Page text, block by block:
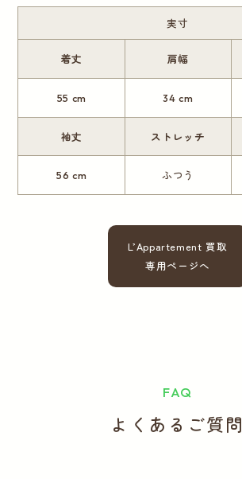
実寸
着丈
55 cm
肩幅
34 cm
袖丈
56 cm
ストレッチ
ふつう
L’Appartement 買取
専用ページへ
FAQ
よくあるご質問